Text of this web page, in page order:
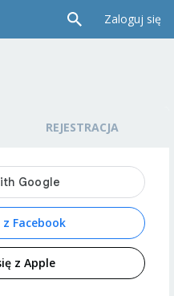
Zaloguj się
REJESTRACJA
Facebook
z Apple